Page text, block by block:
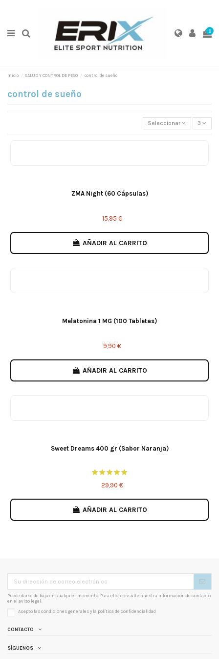
0
Inicio SALUD Y CONTROL DE PESO control de sueño
control de sueño
Seleccionar 3
ZMA Night (60 Cápsulas)
15,95 €
AÑADIR AL CARRITO
Melatonina 1 MG (100 Tabletas)
9,90 €
AÑADIR AL CARRITO
Sweet Dreams 400 gr (Sabor Naranja)
29,90 €
AÑADIR AL CARRITO
Puede darse de baja en cualquier momento. Para ello, consulte nuestra información de contacto
en el aviso legal.
Acepto las condiciones generales y la política de confidencialidad
CONTACTO
SÍGUENOS